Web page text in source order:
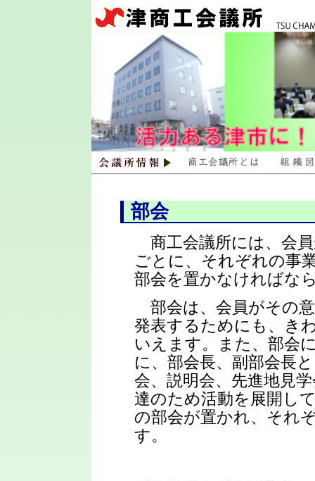
部会
商工会議所には、会
ごとに、それぞれの事
部会を置かなければな
部会は、会員がその
発表するためにも、き
いえます。また、部会
に、部会長、副部会長
会、説明会、先進地見
達のため活動を展開し
の部会が置かれ、それ
す。